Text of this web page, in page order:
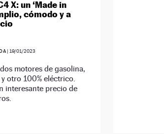
X: un ‘Made in
cómodo y a
| 19/01/2023
motores de gasolina,
otro 100% eléctrico.
interesante precio de